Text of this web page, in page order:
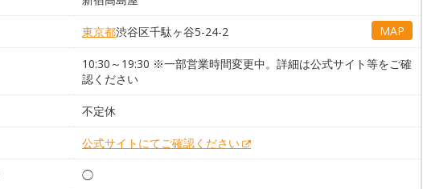
東京都渋谷区千駄ヶ谷5-24-2 MAP
10:30～19:30 ※一部営業時間変更中。詳細は公式サイト等をご確
認ください
不定休
公式サイトにてご確認ください
◯